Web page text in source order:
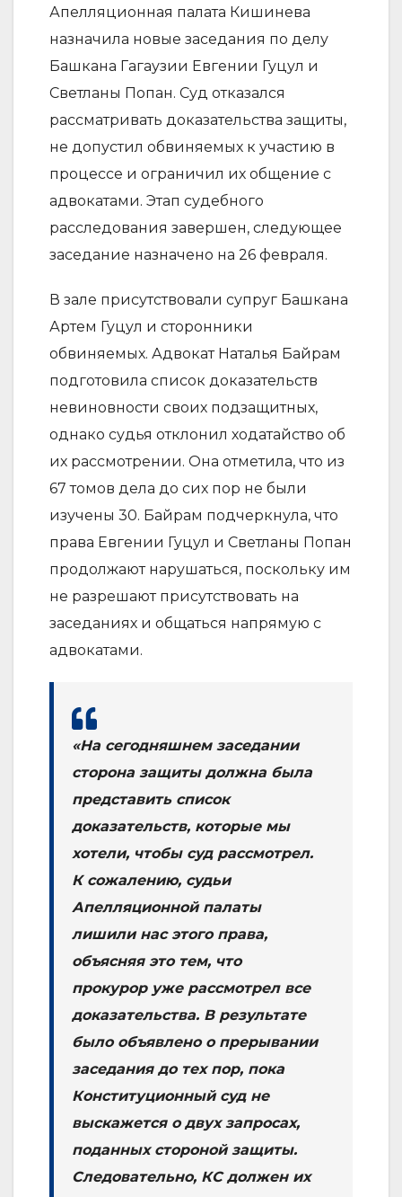
Апелляционная палата Кишинева
назначила новые заседания по делу
Башкана Гагаузии Евгении Гуцул и
Светланы Попан. Суд отказался
рассматривать доказательства защиты,
не допустил обвиняемых к участию в
процессе и ограничил их общение с
адвокатами. Этап судебного
расследования завершен, следующее
заседание назначено на 26 февраля.
В зале присутствовали супруг Башкана
Артем Гуцул и сторонники
обвиняемых. Адвокат Наталья Байрам
подготовила список доказательств
невиновности своих подзащитных,
однако судья отклонил ходатайство об
их рассмотрении. Она отметила, что из
67 томов дела до сих пор не были
изучены 30. Байрам подчеркнула, что
права Евгении Гуцул и Светланы Попан
продолжают нарушаться, поскольку им
не разрешают присутствовать на
заседаниях и общаться напрямую с
адвокатами.
«На сегодняшнем заседании
сторона защиты должна была
представить список
доказательств, которые мы
хотели, чтобы суд рассмотрел.
К сожалению, судьи
Апелляционной палаты
лишили нас этого права,
объясняя это тем, что
прокурор уже рассмотрел все
доказательства. В результате
было объявлено о прерывании
заседания до тех пор, пока
Конституционный суд не
выскажется о двух запросах,
поданных стороной защиты.
Следовательно, КС должен их